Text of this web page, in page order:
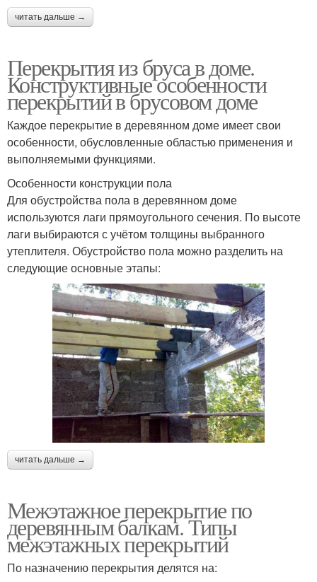
читать дальше →
Перекрытия из бруса в доме.
Конструктивные особенности
перекрытий в брусовом доме
Каждое перекрытие в деревянном доме имеет свои
особенности, обусловленные областью применения и
выполняемыми функциями.
Особенности конструкции пола
Для обустройства пола в деревянном доме
используются лаги прямоугольного сечения. По высоте
лаги выбираются с учётом толщины выбранного
утеплителя. Обустройство пола можно разделить на
следующие основные этапы:
читать дальше →
Межэтажное перекрытие по
деревянным балкам. Типы
межэтажных перекрытий
По назначению перекрытия делятся на: